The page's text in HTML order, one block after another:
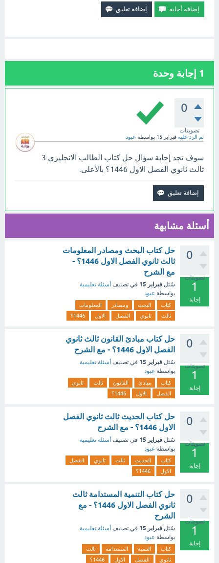
1 إجابة وحدة
0
تصويتات
تم الرد عليه فبراير 15 بواسطة عبود
سوف تجد إجابة سؤال حل كتاب الطالب الانجليزي 3
ثالث ثانوي الفصل الاول 1446؟ بالأعلى.
أسئلة مشابهة
0
تصويتات
1
إجابة
حل كتاب البحث ومصادر المعلومات
ثالث ثانوي الفصل الاول 1446؟ -
مع الشرح
سُئل فبراير 15 في تصنيف أسئلة تعليمية
بواسطة عبود
كتاب البحث ومصادر
المعلومات
ثالث
ثانوي الفصل الاول 1446؟
0
تصويتات
1
إجابة
حل كتاب مبادئ القانون ثالث ثانوي
الفصل الاول 1446؟ - مع الشرح
سُئل فبراير 15 في تصنيف أسئلة تعليمية
بواسطة عبود
كتاب مبادئ القانون ثالث
ثانوي
الفصل
الاول 1446؟
0
تصويتات
1
إجابة
حل كتاب الحديث ثالث ثانوي الفصل
الاول 1446؟ - مع الشرح
سُئل فبراير 15 في تصنيف أسئلة تعليمية
بواسطة عبود
كتاب الحديث ثالث ثانوي
الفصل
الاول
1446؟
0
تصويتات
1
إجابة
حل كتاب التنمية المستدامة ثالث
ثانوي الفصل الاول 1446؟ - مع
الشرح
سُئل فبراير 15 في تصنيف أسئلة تعليمية
بواسطة عبود
كتاب التنمية المستدامة
ثالث
ثانوي
الفصل الاول 1446؟